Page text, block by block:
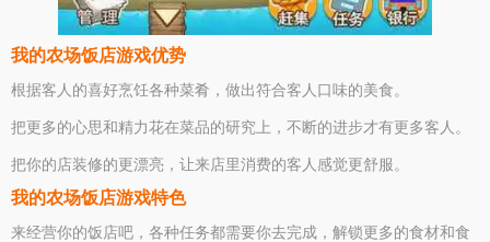
我的农场饭店游戏优势
根据客人的喜好烹饪各种菜肴，做出符合客人口味的美食。
把更多的心思和精力花在菜品的研究上，不断的进步才有更多客人。
把你的店装修的更漂亮，让来店里消费的客人感觉更舒服。
我的农场饭店游戏特色
来经营你的饭店吧，各种任务都需要你去完成，解锁更多的食材和食